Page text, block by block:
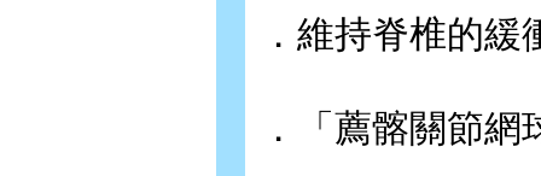
．維持脊椎的
．「薦髂關節